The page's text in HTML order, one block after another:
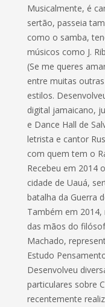
Musicalmente, é
sertão, passeia
como o samba,
músicos como J.
(Se me queres
entre muitas
estilos.
digital jamaicano,
e Dance Hall de
letrista e cantor
com quem tem o
Recebeu em 2014
cidade de Uauá,
batalha da Guerra
Também em
das mãos do
Machado,
Estudo
Desenvolveu
particulares sobre
recentemente